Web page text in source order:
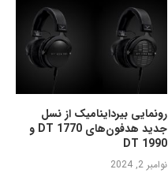
رونمایی بیرداینامیک از نسل
جدید هدفون‌های DT 1770 و
DT 1990
نوامبر 2, 2024